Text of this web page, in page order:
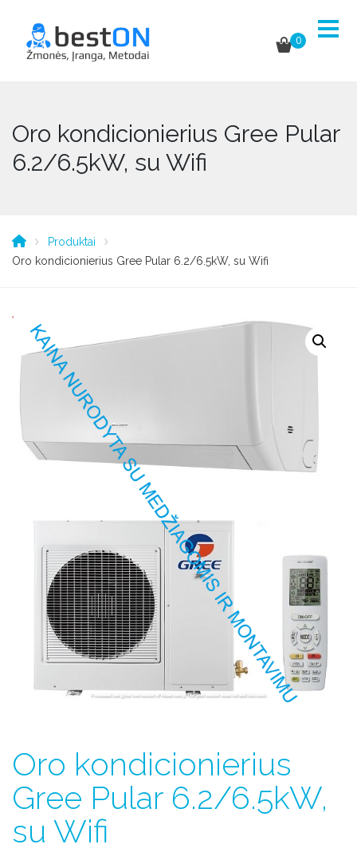
0
Oro kondicionierius Gree Pular
6.2/6.5kW, su Wifi
Produktai
Oro kondicionierius Gree Pular 6.2/6.5kW, su Wifi
Oro kondicionierius
Gree Pular 6.2/6.5kW,
su Wifi